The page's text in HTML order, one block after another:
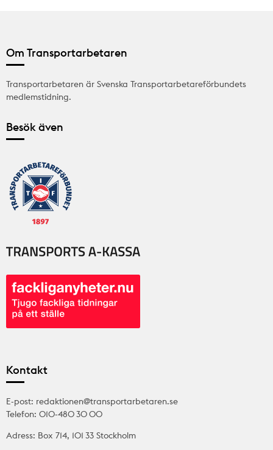
Om Transportarbetaren
Transportarbetaren är Svenska Transportarbetareförbundets
medlemstidning.
Besök även
Kontakt
E-post: redaktionen@transportarbetaren.se
Telefon: 010-480 30 00
Adress: Box 714, 101 33 Stockholm